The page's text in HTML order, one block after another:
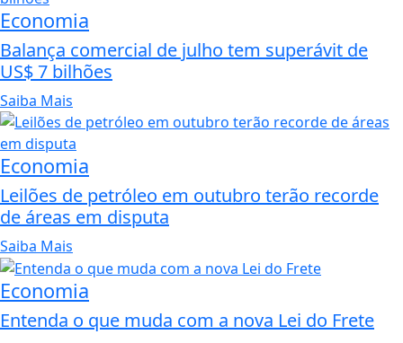
Economia
Balança comercial de julho tem superávit de
US$ 7 bilhões
Saiba Mais
Economia
Leilões de petróleo em outubro terão recorde
de áreas em disputa
Saiba Mais
Economia
Entenda o que muda com a nova Lei do Frete